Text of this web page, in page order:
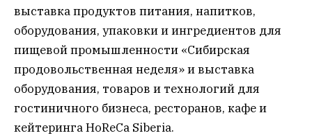
выставка продуктов питания, напитков,
оборудования, упаковки и ингредиентов для
пищевой промышленности «Сибирская
продовольственная неделя» и выставка
оборудования, товаров и технологий для
гостиничного бизнеса, ресторанов, кафе и
кейтеринга HoReCa Siberia.